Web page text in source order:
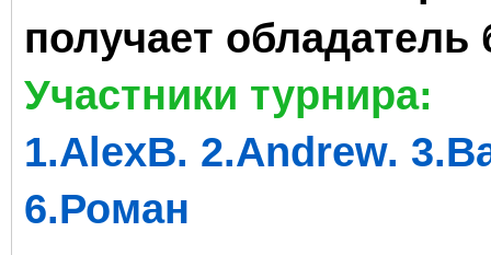
получает
Участники турнира:
1.AlexB. 2.Andrew.
6.Роман